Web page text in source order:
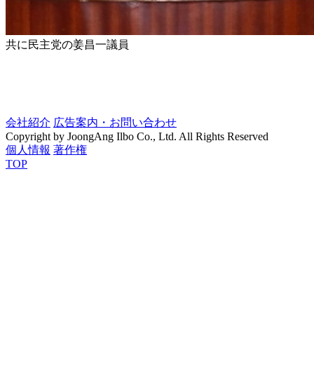
共に民主党の姜昌一議員
会社紹介 広告案内・お問い合わせ
Copyright by JoongAng Ilbo Co., Ltd. All Rights Reserved
個人情報 著作権
TOP